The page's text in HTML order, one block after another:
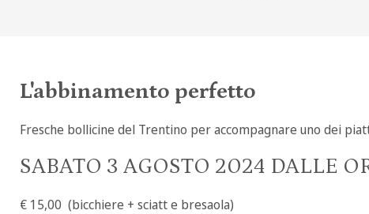
L'abbinamento perfetto
Fresche bollicine del Trentino per accompagnare uno dei
SABATO 3 AGOSTO 2024 DALLE
€ 15,00 (bicchiere + sciatt e bresaola)